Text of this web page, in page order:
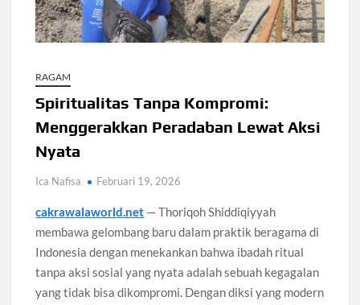
Santri Digital Tangsel Dibentuk Lewat Program AI
Pesantren
Bank Dunia Mulai Persiapan IDA22, Sri Mulyani Jadi Ketua
Independen
Dokter Ungkap Dampak Padel pada Cedera Kaki 2026
Sidang MK Bahas Tanggung Jawab Maskapai Saat Delay
Box Office Hollywood 2026 Tembus 4 Film Rp18 Triliun
RAGAM
Spiritualitas Tanpa Kompromi:
Menggerakkan Peradaban Lewat Aksi
Nyata
Ica Nafisa Februari 19, 2026
cakrawalaworld.net — Thoriqoh Shiddiqiyyah
membawa gelombang baru dalam praktik beragama di
Indonesia dengan menekankan bahwa ibadah ritual
tanpa aksi sosial yang nyata adalah sebuah kegagalan
yang tidak bisa dikompromi. Dengan diksi yang modern